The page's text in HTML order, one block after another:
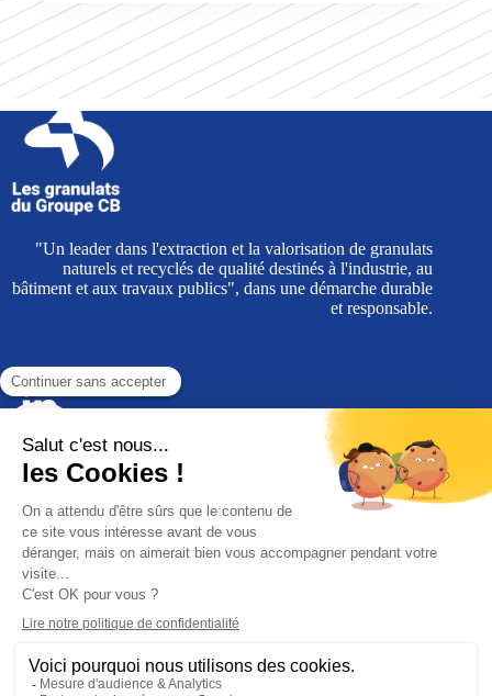
"Un leader dans l'extraction et la valorisation de granulats
naturels et recyclés de qualité destinés à l'industrie, au
bâtiment et aux travaux publics", dans une démarche durable
et responsable.
Les granulats du Groupe CB
Siège administratif
Parc entreprises Eurocap ,Bâtiment A510
Rue du Cap Blanc Nez - CS 40074 Coquelles
62 102 Calais cedex
Siège social
1400 avenue de l’Europe